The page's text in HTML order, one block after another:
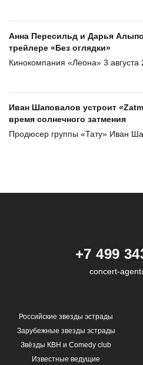
Анна Пересильд и Дарья
трейлере «Без оглядки»
Кинокомпания «Леона» 3 августа
Иван Шаповалов устроит
время солнечного затмения
Продюсер группы «Тату» Иван
+7 499
concert-
Российские звезды эстрады
Зарубежные звезды эстрады
Звёзды КВН и Comedy club
Известные ведущие